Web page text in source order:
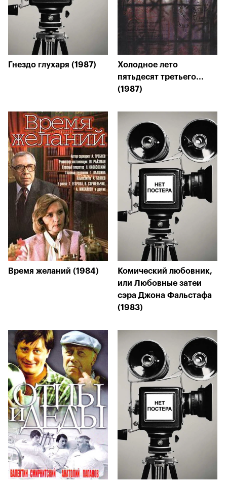
Гнездо глухаря (1987)
Холодное лето
пятьдесят третьего...
(1987)
Время желаний (1984)
Комический любовник,
или Любовные затеи
сэра Джона Фальстафа
(1983)